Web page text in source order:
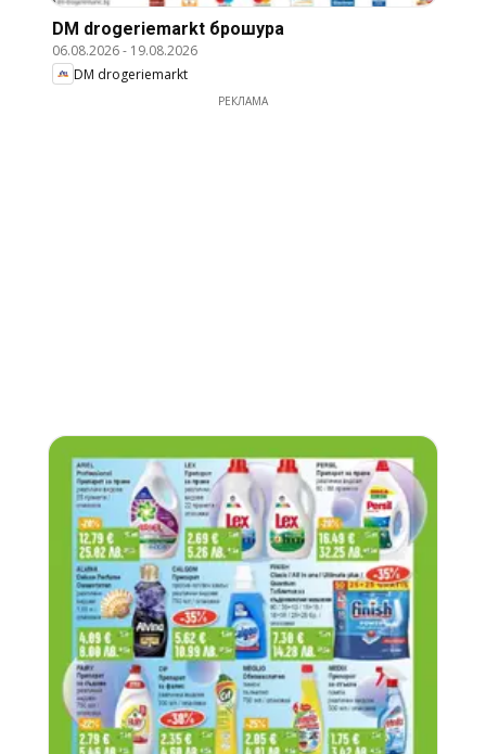
DM drogeriemarkt брошура
06.08.2026- 19.08.2026
DM drogeriemarkt
РЕКЛАМА